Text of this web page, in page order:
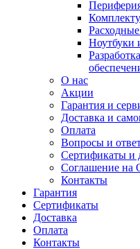
Ноутбуки
О нас
Акции
Гарантия и
Доставка и
Оплата
Вопросы и
Сертификаты и
Соглашение
Контакты
Гарантия
Сертификаты
Доставка
Оплата
Контакты